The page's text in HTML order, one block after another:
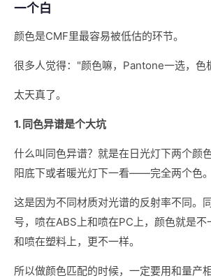
一个白
颜色是CMF里最容易被低估的环节。
很多人觉得："颜色嘛，Pantone一选，色
太天真了。
1. 同色异谱是个大坑
什么叫同色异谱？就是在日光灯下两个颜
阳底下或者暖光灯下一看——完全两个色。
这是因为不同材质对光谱的反射率不同。
号，喷在ABS上和喷在PC上，颜色就是不
和喷在塑料上，更不一样。
所以做颜色匹配的时候，一定要用和量产